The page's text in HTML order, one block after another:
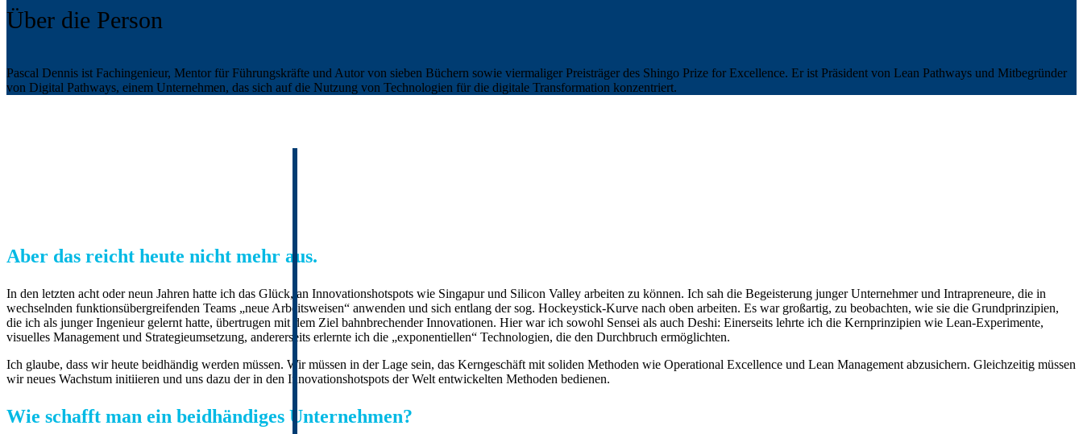
Über die Person
Pascal Dennis ist Fachingenieur, Mentor für Führungskräfte und Autor von sieben Büchern sowie viermaliger Preisträger des Shingo Prize for Excellence. Er ist Präsident von Lean Pathways und Mitbegründer
von Digital Pathways, einem Unternehmen, das sich auf die Nutzung von Technologien für die digitale Transformation konzentriert.
Aber das reicht heute nicht mehr aus.
In den letzten acht oder neun Jahren hatte ich das Glück, an Innovationshotspots wie Singapur und Silicon Valley arbeiten zu können. Ich sah die Begeisterung junger Unternehmer und Intrapreneure, die in
wechselnden funktionsübergreifenden Teams „neue Arbeitsweisen“ anwenden und sich entlang der sog. Hockeystick-Kurve nach oben arbeiten. Es war großartig, zu beobachten, wie sie die Grundprinzipien,
die ich als junger Ingenieur gelernt hatte, übertrugen mit dem Ziel bahnbrechender Innovationen. Hier war ich sowohl Sensei als auch Deshi: Einerseits lehrte ich die Kernprinzipien wie Lean-Experimente,
visuelles Management und Strategieumsetzung, andererseits erlernte ich die „exponentiellen“ Technologien, die den Durchbruch ermöglichten.
Ich glaube, dass wir heute beidhändig werden müssen. Wir müssen in der Lage sein, das Kerngeschäft mit soliden Methoden wie Operational Excellence und Lean Management abzusichern. Gleichzeitig müssen
wir neues Wachstum initiieren und uns dazu der in den Innovationshotspots der Welt entwickelten Methoden bedienen.
Wie schafft man ein beidhändiges Unternehmen?